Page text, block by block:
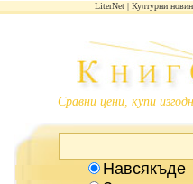
LiterNet Културни
Сравни цени, купи
Навсякъде